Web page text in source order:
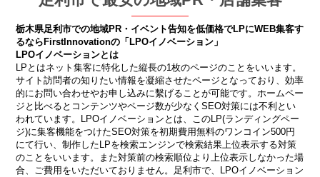
栃木県足利市での地域PR・イベント告知を低価格でLPにWEB集客す
るならFirstInnovationの「LPOイノベーション」
LPOイノベーションとは
LPとはネット集客に特化した縦長の1枚のページのことをいいます。
サイト訪問者の知りたい情報を凝縮させたページとなっており、効率
的にお問い合わせやお申し込みに繫げることが可能です。ホームペー
ジと比べるとコンテンツやページ数が少なくSEO対策には不利とい
われています。LPOイノベーションとは、このLP(ランディングペー
ジ)に集客機能をつけたSEO対策を初期費用無料のワンコイン500円
にて行い、制作したLPを検索エンジンで検索結果上位表示する対策
のことをいいます。また対策前の検索順位より上位表示しなかった場
合、ご費用をいただいておりません。足利市で、LPOイノベーション